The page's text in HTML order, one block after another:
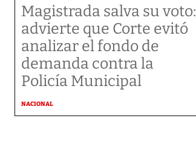
Magistrada salva su voto:
advierte que Corte evitó
analizar el fondo de
demanda contra la
Policía Municipal
NACIONAL